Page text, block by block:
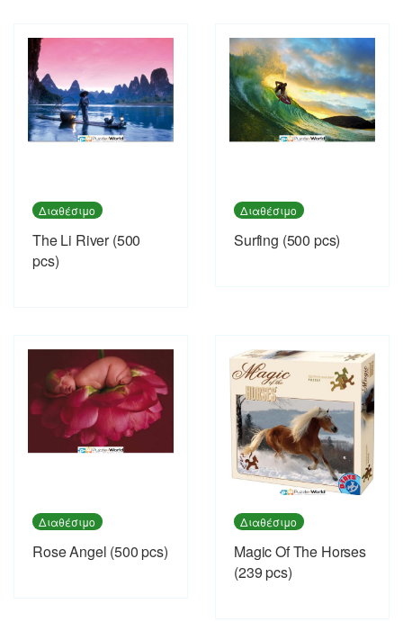
Διαθέσιμο
The Li River (500
pcs)
Διαθέσιμο
Surfing (500 pcs)
Διαθέσιμο
Rose Angel (500 pcs)
Διαθέσιμο
Magic Of The Horses
(239 pcs)